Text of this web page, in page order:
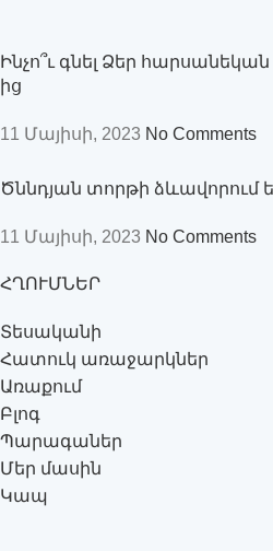
Ինչո՞ւ գնել Ձեր հարսանեկան
ից
11 Մայիսի, 2023 No Comments
Ծննդյան տորթի ձևավորում
11 Մայիսի, 2023 No Comments
ՀՂՈՒՄՆԵՐ
Տեսականի
Հատուկ առաջարկներ
Առաքում
Բլոգ
Պարագաներ
Մեր մասին
Կապ